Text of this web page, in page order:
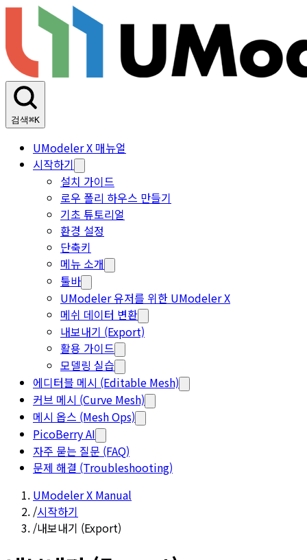
검색⌘K
UModeler X 매뉴얼
시작하기
설치 가이드
로우 폴리 하우스 만들기
기초 튜토리얼
환경 설정
단축키
메뉴 소개
툴바
UModeler 유저를 위한 UModeler X
메쉬 데이터 변환
내보내기 (Export)
활용 가이드
모델링 실습
에디터블 메시 (Editable Mesh)
커브 메시 (Curve Mesh)
메시 옵스 (Mesh Ops)
PicoBerry AI
자주 묻는 질문 (FAQ)
문제 해결 (Troubleshooting)
UModeler X Manual
/시작하기
/내보내기 (Export)